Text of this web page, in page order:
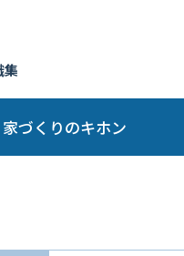
集
家づくりのキホン